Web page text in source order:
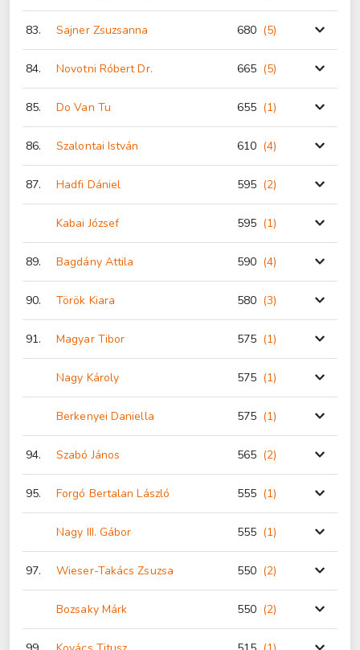
83. Sajner Zsuzsanna 680 (5)
84. Novotni Róbert Dr. 665 (5)
85. Do Van Tu 655 (1)
86. Szalontai István 610 (4)
87. Hadfi Dániel 595 (2)
Kabai József 595 (1)
89. Bagdány Attila 590 (4)
90. Török Kiara 580 (3)
91. Magyar Tibor 575 (1)
Nagy Károly 575 (1)
Berkenyei Daniella 575 (1)
94. Szabó János 565 (2)
95. Forgó Bertalan László 555 (1)
Nagy III. Gábor 555 (1)
97. Wieser-Takács Zsuzsa 550 (2)
Bozsaky Márk 550 (2)